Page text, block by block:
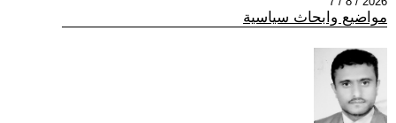
مواضيع وابحاث سياسية